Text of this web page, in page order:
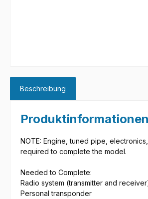
Beschreibung
NOTE: Engine, tuned pipe,
required to complete the model.
Needed to Complete:
Radio system (transmitter and
Personal transponder